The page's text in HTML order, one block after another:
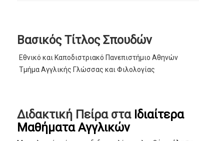
Βασικός Τίτλος Σπουδών
Εθνικό και Καποδιστριακό Πανεπιστήμιο Αθηνών
Τμήμα Αγγλικής Γλώσσας και Φιλολογίας
Διδακτική Πείρα στα Ιδιαίτερα
Μαθήματα Αγγλικών